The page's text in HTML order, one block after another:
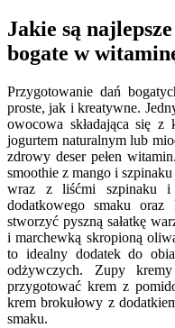
Jakie są
bogate w
Przygotowanie dań
proste, jak i kreatywne.
owocowa składająca się
jogurtem naturalnym lub
zdrowy deser pełen
smoothie z mango i
wraz z liśćmi szpinaku
dodatkowego smaku
stworzyć pyszną sałatkę
i marchewką skropioną
to idealny dodatek do
odżywczych. Zupy
przygotować krem z
krem brokułowy z
smaku.